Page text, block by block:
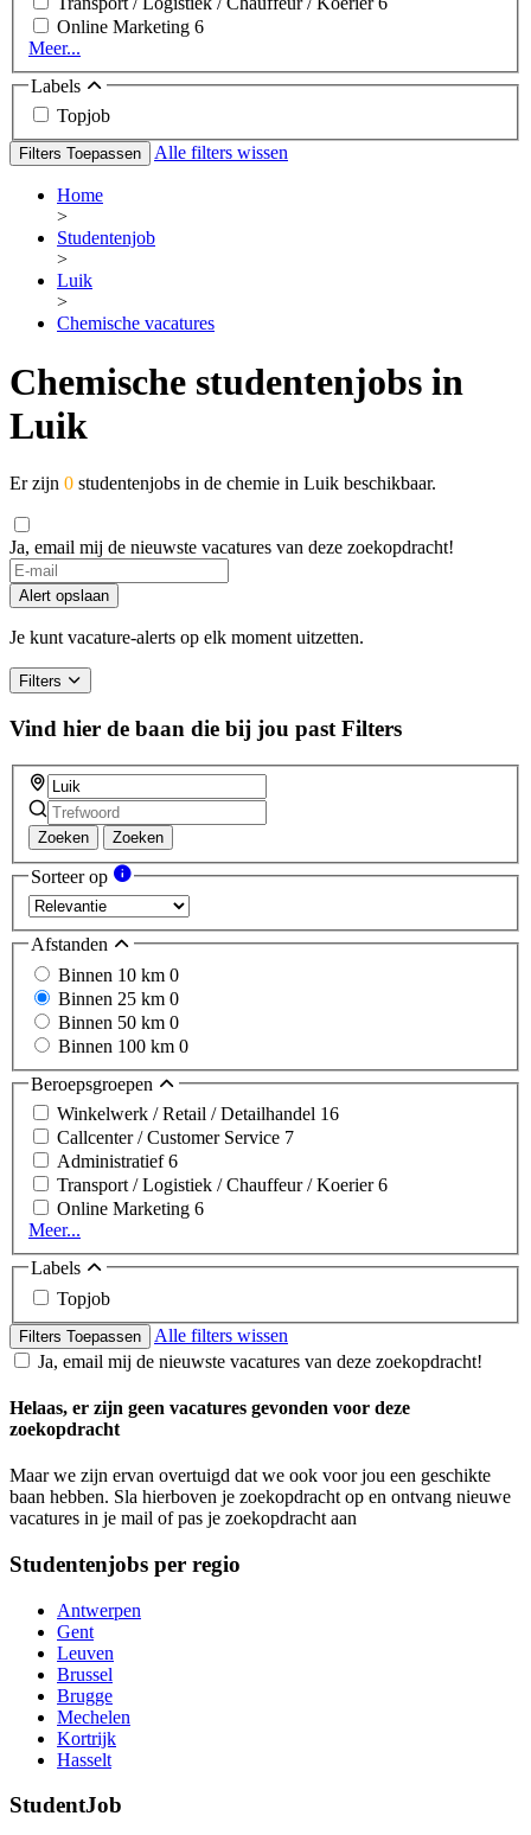
Online Marketing 6
Meer...
Labels
Topjob
Filters Toepassen Alle filters wissen
Home
>
Studentenjob
>
Luik
>
Chemische vacatures
Chemische studentenjobs in
Luik
Er zijn 0 studentenjobs in de chemie in Luik beschikbaar.
Ja, email mij de nieuwste vacatures van deze zoekopdracht!
Alert opslaan
Je kunt vacature-alerts op elk moment uitzetten.
Filters
Vind hier de baan die bij jou past Filters
Zoeken Zoeken
Sorteer op
Afstanden
Binnen 10 km 0
Binnen 25 km 0
Binnen 50 km 0
Binnen 100 km 0
Beroepsgroepen
Winkelwerk / Retail / Detailhandel 16
Callcenter / Customer Service 7
Administratief6
Transport / Logistiek / Chauffeur / Koerier6
Online Marketing 6
Meer...
Labels
Topjob
Filters Toepassen
Alle filters wissen
Ja, email mij de nieuwste vacatures van deze zoekopdracht!
Helaas, er zijn geen vacatures gevonden voor deze
zoekopdracht
Maar we zijn ervan overtuigd dat we ook voor jou een geschikte
baan hebben. Sla hierboven je zoekopdracht op en ontvang nieuwe
vacatures in je mail of pas je zoekopdracht aan
Studentenjobs per regio
Antwerpen
Gent
Leuven
Brussel
Brugge
Mechelen
Kortrijk
Hasselt
StudentJob